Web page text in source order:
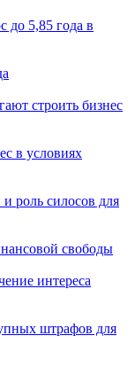
до 5,85 года в
строить бизнес
в условиях
и роль силосов для
свободы
интереса
штрафов для